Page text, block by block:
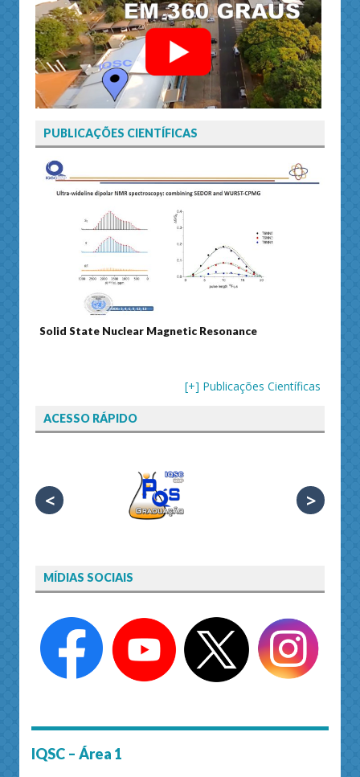
PUBLICAÇÕES CIENTÍFICAS
Solid State Nuclear Magnetic Resonance
[+] Publicações Científicas
ACESSO RÁPIDO
< >
MÍDIAS SOCIAIS
IQSC – Área 1